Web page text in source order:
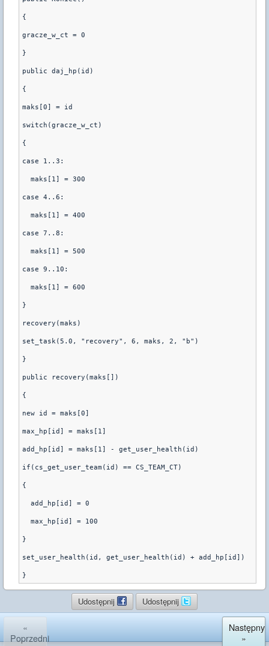
{
gracze_w_ct = 0
}
public daj_hp(id)
{
maks[0] = id
switch(gracze_w_ct)
{
case 1..3:
  maks[1] = 300
case 4..6:
  maks[1] = 400
case 7..8:
  maks[1] = 500
case 9..10:
  maks[1] = 600
}
recovery(maks)
set_task(5.0, "recovery", 6, maks, 2, "b")
}
public recovery(maks[])
{
new id = maks[0]
max_hp[id] = maks[1]
add_hp[id] = maks[1] - get_user_health(id)
if(cs_get_user_team(id) == CS_TEAM_CT)
{
  add_hp[id] = 0
  max_hp[id] = 100
}
set_user_health(id, get_user_health(id) + add_hp[id])
Udostępnij Udostępnij
«
Poprzedni
Następny
»